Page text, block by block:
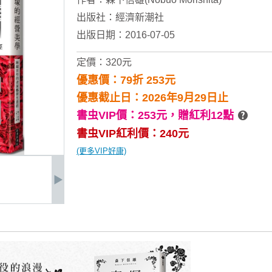
出版社： 經濟新潮社
出版日期：2016-07-05
定價：320元
優惠價：79折 253元
優惠截止日：2026年9月29日止
書虫VIP價：253元， 贈紅利12點
書虫VIP紅利價：240元
(更多VIP好康)